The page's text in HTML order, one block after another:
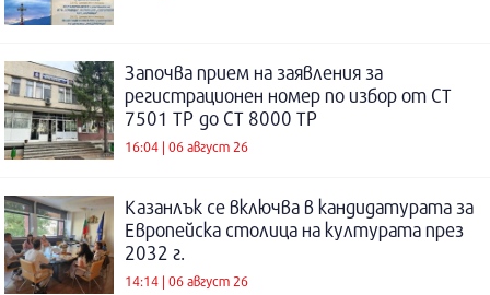
Започва прием на заявления за
регистрационен номер по избор от СТ
7501 ТР до СТ 8000 ТР
16:04 | 06 август 26
Казанлък се включва в кандидатурата за
Европейска столица на културата през
2032 г.
14:14 | 06 август 26